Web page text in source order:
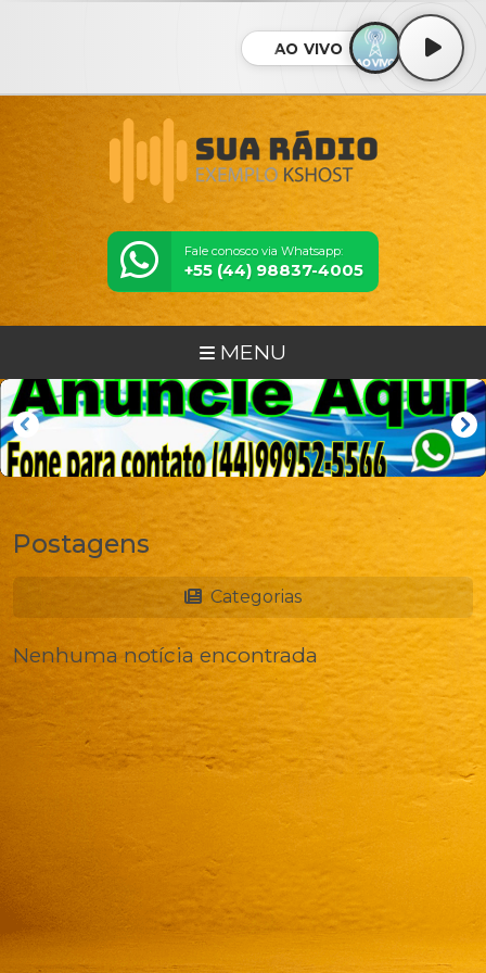
AO VIVO
Fale conosco via Whatsapp:
+55 (44) 98837-4005
MENU
Postagens
Categorias
Nenhuma notícia encontrada